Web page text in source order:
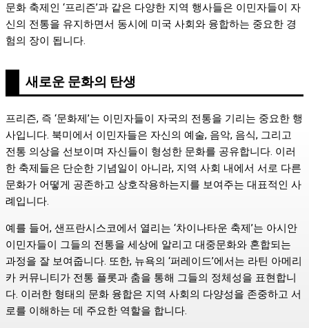
문화 축제인 ‘프리즌’과 같은 다양한 지역 행사들은 이민자들이 자
신의 전통을 유지하면서 동시에 미국 사회와 융합하는 중요한 경
험의 장이 됩니다.
새로운 문화의 탄생
프리즌, 즉 ‘문화제’는 이민자들이 자국의 전통을 기리는 중요한 행
사입니다. 북미에서 이민자들은 자신의 예술, 음악, 음식, 그리고
전통 의상을 선보이며 자신들이 형성한 문화를 공유합니다. 이러
한 축제들은 단순한 기념일이 아니라, 지역 사회 내에서 서로 다른
문화가 어떻게 공존하고 상호작용하는지를 보여주는 대표적인 사
례입니다.
예를 들어, 샌프란시스코에서 열리는 ‘차이나타운 축제’는 아시안
이민자들이 그들의 전통을 세상에 알리고 대중문화와 혼합되는
과정을 잘 보여줍니다. 또한, 뉴욕의 ‘퍼레이드’에서는 라틴 아메리
카 커뮤니티가 전통 플롯과 춤을 통해 그들의 정체성을 표현합니
다. 이러한 형태의 문화 융합은 지역 사회의 다양성을 존중하고 서
로를 이해하는 데 주요한 역할을 합니다.